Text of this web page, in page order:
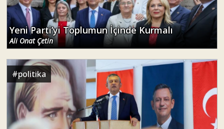
#politika
Yeni Parti'nin Programı ve Geleceği Üzerine
Birkaç Not
Dr. Mustafa Peköz